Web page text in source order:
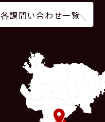
各課問い合わせ一覧